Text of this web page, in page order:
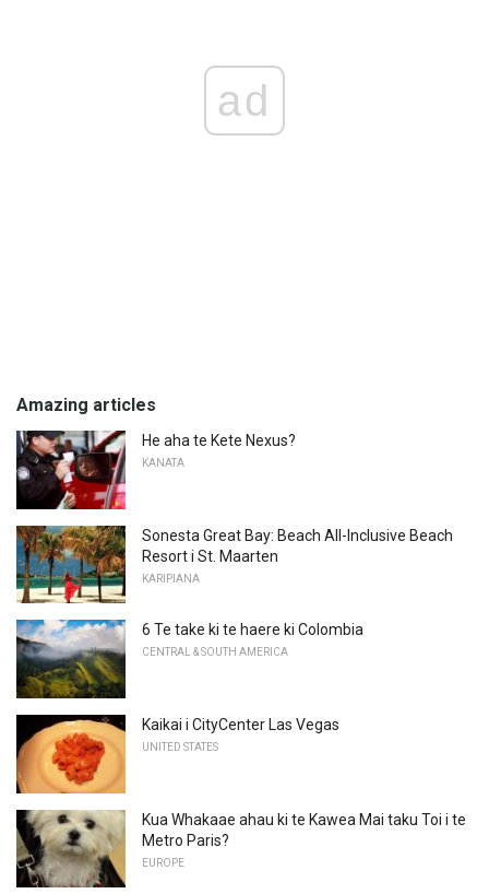
ad
Amazing articles
He aha te Kete Nexus?
KANATA
Sonesta Great Bay: Beach All-Inclusive Beach
Resort i St. Maarten
KARIPIANA
6 Te take ki te haere ki Colombia
CENTRAL & SOUTH AMERICA
Kaikai i CityCenter Las Vegas
UNITED STATES
Kua Whakaae ahau ki te Kawea Mai taku Toi i te
Metro Paris?
EUROPE